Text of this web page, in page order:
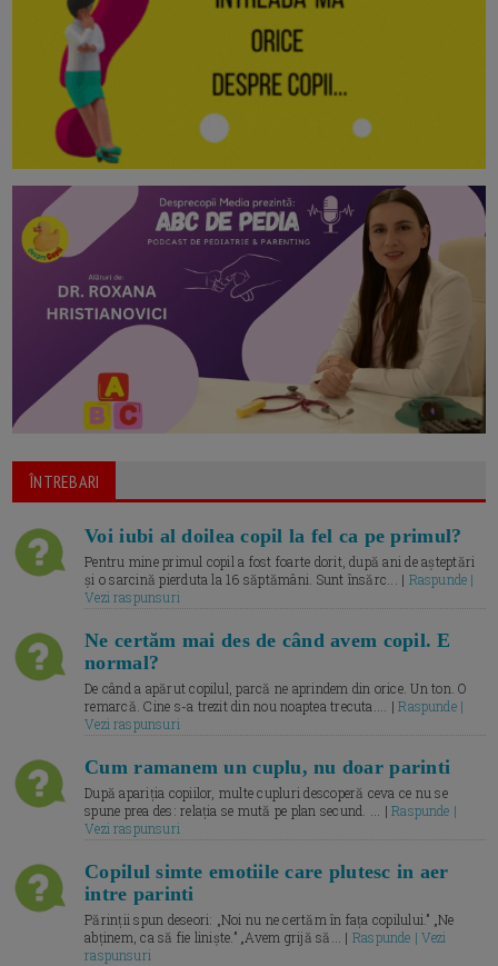
ÎNTREBARI
Voi iubi al doilea copil la fel ca pe primul?
Pentru mine primul copil a fost foarte dorit, după ani de așteptări
și o sarcină pierduta la 16 săptămâni. Sunt însărc... | Raspunde |
Vezi raspunsuri
Ne certăm mai des de când avem copil. E
normal?
De când a apărut copilul, parcă ne aprindem din orice. Un ton. O
remarcă. Cine s-a trezit din nou noaptea trecuta.... |Raspunde |
Vezi raspunsuri
Cum ramanem un cuplu, nu doar parinti
După apariția copiilor, multe cupluri descoperă ceva ce nu se
spune prea des: relația se mută pe plan secund. ... |Raspunde |
Vezi raspunsuri
Copilul simte emotiile care plutesc in aer
intre parinti
Părinții spun deseori: „Noi nu ne certăm în fața copilului.” „Ne
abținem, ca să fie liniște.” „Avem grijă să... | Raspunde | Vezi
raspunsuri